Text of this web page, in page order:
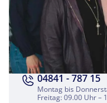
04841 - 787 15
Montag bis
Freitag: 09.00 Uhr –